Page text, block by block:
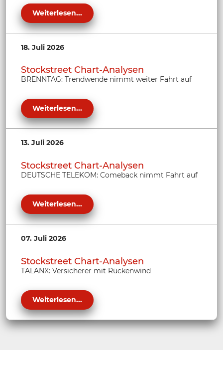
Weiterlesen...
18. Juli 2026
Stockstreet Chart-Analysen
BRENNTAG: Trendwende nimmt weiter Fahrt auf
Weiterlesen...
13. Juli 2026
Stockstreet Chart-Analysen
DEUTSCHE TELEKOM: Comeback nimmt Fahrt auf
Weiterlesen...
07. Juli 2026
Stockstreet Chart-Analysen
TALANX: Versicherer mit Rückenwind
Weiterlesen...